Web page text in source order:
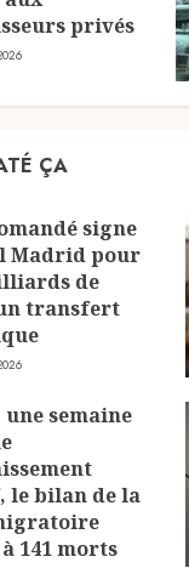
privés
ÇA
signe
Madrid pour
de
transfert
une semaine
le bilan de la
à 141 morts